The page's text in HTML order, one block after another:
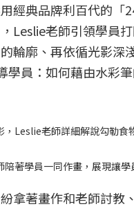
經典品牌利百代的
Leslie老師引領學員
輪廓、再依循光影深
學員：如何藉由水彩
Leslie老師詳細解說勾勒食
著學員一同作畫，展現讓
拿著畫作和老師討